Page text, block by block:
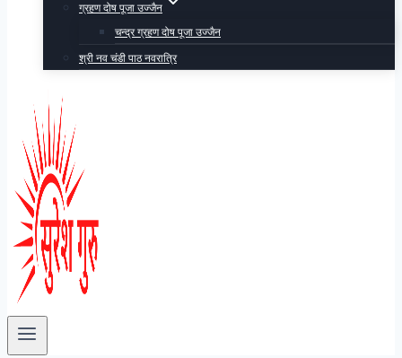
ग्रहण दोष पूजा उज्जैन
चन्द्र ग्रहण दोष पूजा उज्जैन
श्री नव चंडी पाठ नवरात्रि